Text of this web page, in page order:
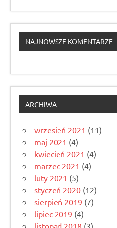
NAJNOWSZE KOMENTARZE
ARCHIWA
wrzesień 2021 (11)
maj 2021 (4)
kwiecień 2021 (4)
marzec 2021 (4)
luty 2021 (5)
styczeń 2020 (12)
sierpień 2019 (7)
lipiec 2019 (4)
listopad 2018 (3)